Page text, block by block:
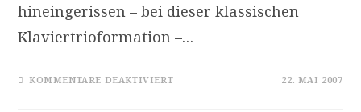
hineingerissen – bei dieser klassischen
Klaviertrioformation –…
KOMMENTARE DEAKTIVIERTFÜR 22. MAI 2007